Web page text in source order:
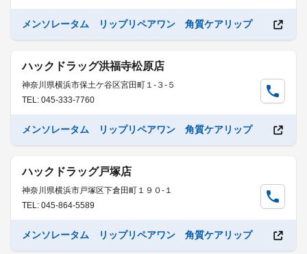
メンソレータム リップリペアワン 角質ケアリップ
ハックドラッグ洪福寺松原店
神奈川県横浜市保土ケ谷区宮田町１-３-５
TEL: 045-333-7760
メンソレータム リップリペアワン 角質ケアリップ
ハックドラッグ戸塚店
神奈川県横浜市戸塚区下倉田町１９０-１
TEL: 045-864-5589
メンソレータム リップリペアワン 角質ケアリップ